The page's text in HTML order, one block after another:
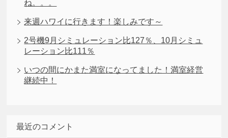
ね。。。
来週ハワイに行きます！楽しみです～
2号機9月シミュレーション比127％、10月シミュ
レーション比111％
いつの間にかまた満室になってました！満室経営
継続中！
最近のコメント